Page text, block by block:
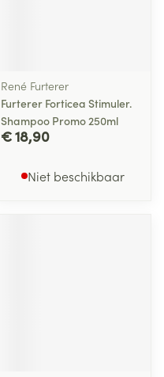
René Furterer
Furterer Forticea Stimuler.
Shampoo Promo 250ml
€ 18,90
Niet beschikbaar